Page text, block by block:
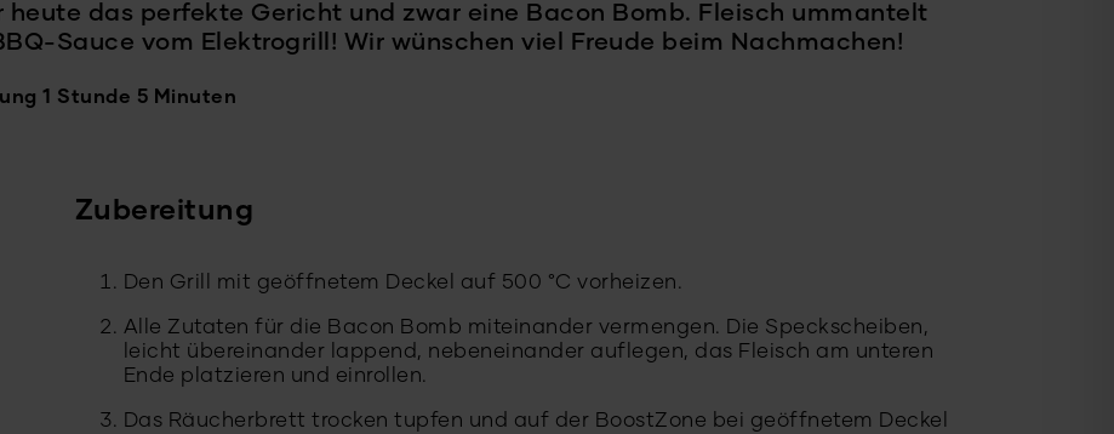
heute das perfekte Gericht und zwar eine Bacon Bomb. Fleisch ummantelt
Sauce vom Elektrogrill! Wir wünschen viel Freude beim Nachmachen!
1 Stunde 5 Minuten
Zubereitung
Den Grill mit geöffnetem Deckel auf 500 °C vorheizen.
Alle Zutaten für die Bacon Bomb miteinander vermengen. Die Speckscheiben,
leicht übereinander lappend, nebeneinander auflegen, das Fleisch am unteren
Ende platzieren und einrollen.
Das Räucherbrett trocken tupfen und auf der BoostZone bei geöffnetem Deckel